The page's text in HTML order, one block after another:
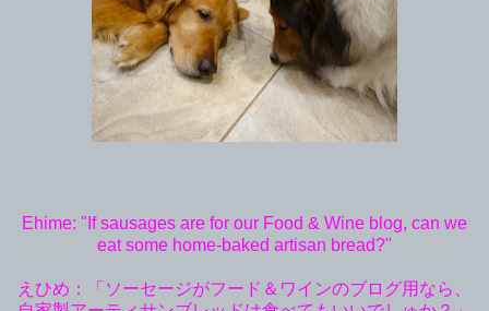
Ehime: "If sausages are for our Food & Wine blog, can we
eat some home-baked artisan bread?"
えひめ：「ソーセージがフード＆ワインのブログ用なら、